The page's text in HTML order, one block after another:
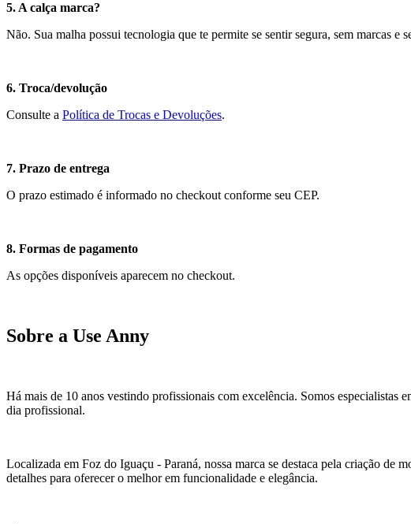
5. A calça marca?
Não. Sua malha possui tecnologia que te permite se sentir segura, sem marcas e
6. Troca/devolução
Consulte a Política de Trocas e Devoluções.
7. Prazo de entrega
O prazo estimado é informado no checkout conforme seu CEP.
8. Formas de pagamento
As opções disponíveis aparecem no checkout.
Sobre a Use Anny
Há mais de 10 anos vestindo profissionais com excelência. Somos especialistas
dia profissional.
Localizada em Foz do Iguaçu - Paraná, nossa marca se destaca pela criação de
detalhes para oferecer o melhor em funcionalidade e elegância.